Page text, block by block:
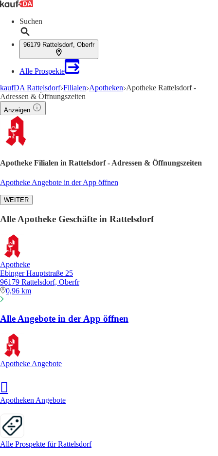
Suchen
96179 Rattelsdorf, Oberfr
Alle Prospekte
kaufDA Rattelsdorf Filialen Apotheken Apotheke Rattelsdorf -
Adressen & Öffnungszeiten
Anzeigen
Apotheke Filialen in Rattelsdorf - Adressen & Öffnungszeiten
Apotheke Angebote in der App öffnen
WEITER
Alle Apotheke Geschäfte in Rattelsdorf
Apotheke
Ebinger Hauptstraße 25
96179 Rattelsdorf, Oberfr
0,96 km
Alle Angebote in der App öffnen
Apotheke Angebote
Apotheken Angebote
Alle Prospekte für Rattelsdorf